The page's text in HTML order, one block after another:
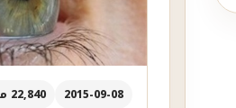
2015-09-08 22,840 مشاهدة